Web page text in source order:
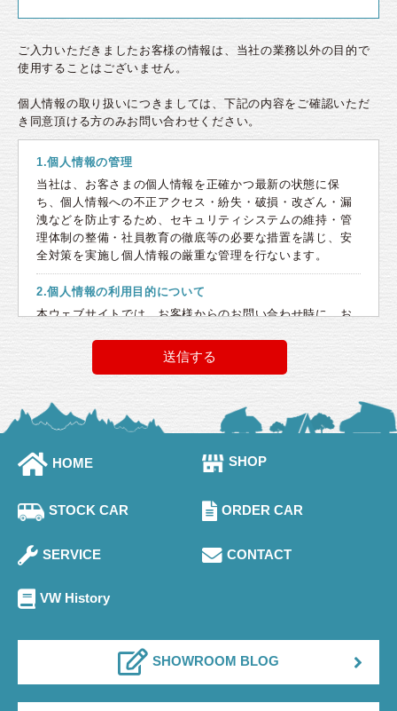
ご入力いただきましたお客様の情報は、当社の業務以外の目的で
使用することはございません。
個人情報の取り扱いにつきましては、下記の内容をご確認いただ
き同意頂ける方のみお問い合わせください。
1.個人情報の管理
当社は、お客さまの個人情報を正確かつ最新の状態に保
ち、個人情報への不正アクセス・紛失・破損・改ざん・漏
洩などを防止するため、セキュリティシステムの維持・管
理体制の整備・社員教育の徹底等の必要な措置を講じ、安
全対策を実施し個人情報の厳重な管理を行ないます。
2.個人情報の利用目的について
本ウェブサイトでは、お客様からのお問い合わせ時に、お
ただく場合がございますが、これらの個人情報はご提供い
ただく際の目的以外では利用いたしません。お客さまから
内やご質問に対する回答として、電子メールや資料のご送
付に利用いたします。
3.個人情報の第三者への開示・提供の禁止
当社は、お客さまよりお預かりした個人情報を適切に管理
者に開示いたしません。
・お客さまが希望されるサービスを行なうために当社が業
・法令に基づき開示することが必要である場合
お客さまがご本人の個人情報の照会・修正・削除などをご
希望される場合には、ご本人であることを確認の上、対応
させていただきます。
HOME SHOP
STOCK CAR ORDER CAR
SERVICE CONTACT
VW History
SHOWROOM BLOG